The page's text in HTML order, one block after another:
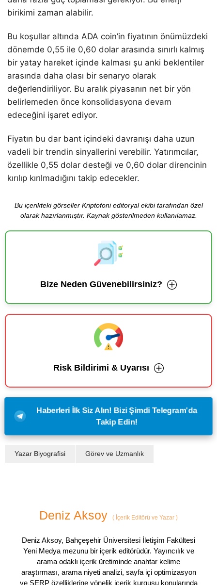
birikimi zaman alabilir.
Bu koşullar altında ADA coin’in fiyatının önümüzdeki
dönemde 0,55 ile 0,60 dolar arasında sınırlı kalmış
bir yatay hareket içinde kalması şu anki beklentiler
arasında daha olası bir senaryo olarak
değerlendiriliyor. Bu aralık piyasanın net bir yön
belirlemeden önce konsolidasyona devam
edeceğini işaret ediyor.
Fiyatın bu dar bant içindeki davranışı daha uzun
vadeli bir trendin sinyallerini verebilir. Yatırımcılar,
özellikle 0,55 dolar desteği ve 0,60 dolar direncinin
kırılıp kırılmadığını takip edecekler.
Bu içerikteki görseller Kriptofoni editoryal ekibi tarafından özel
olarak hazırlanmıştır. Kaynak gösterilmeden kullanılamaz.
Bize Neden Güvenebilirsiniz?
Risk Bildirimi & Uyarısı
Haberleri İlk Siz Alın! Bizi Şimdi Telegram'da
Takip Edin!
Yazar Biyografisi Görev ve Uzmanlık
Deniz Aksoy ( İçerik Editörü ve Yazar )
Deniz Aksoy, Bahçeşehir Üniversitesi İletişim Fakültesi
Yeni Medya mezunu bir içerik editörüdür. Yayıncılık ve
arama odaklı içerik üretiminde anahtar kelime
araştırması, arama niyeti analizi, sayfa içi optimizasyon
ve SERP özelliklerine yönelik içerik kurgusu konularında